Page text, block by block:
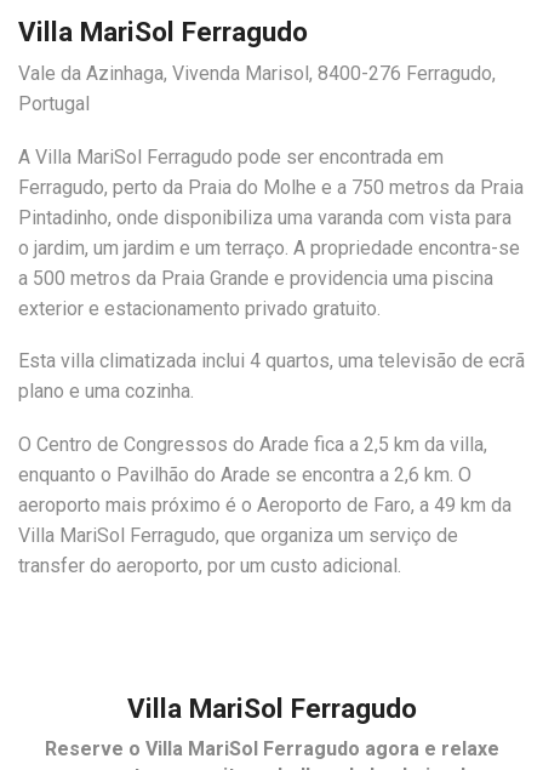
Villa MariSol Ferragudo
Vale da Azinhaga, Vivenda Marisol, 8400-276 Ferragudo,
Portugal
A Villa MariSol Ferragudo pode ser encontrada em
Ferragudo, perto da Praia do Molhe e a 750 metros da Praia
Pintadinho, onde disponibiliza uma varanda com vista para
o jardim, um jardim e um terraço. A propriedade encontra-se
a 500 metros da Praia Grande e providencia uma piscina
exterior e estacionamento privado gratuito.
Esta villa climatizada inclui 4 quartos, uma televisão de ecrã
plano e uma cozinha.
O Centro de Congressos do Arade fica a 2,5 km da villa,
enquanto o Pavilhão do Arade se encontra a 2,6 km. O
aeroporto mais próximo é o Aeroporto de Faro, a 49 km da
Villa MariSol Ferragudo, que organiza um serviço de
transfer do aeroporto, por um custo adicional.
Villa MariSol Ferragudo
Reserve o Villa MariSol Ferragudo agora e relaxe